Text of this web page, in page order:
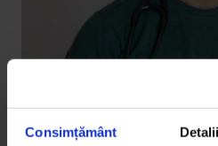
Consimțământ Detalii
English
„It’s my job to keep